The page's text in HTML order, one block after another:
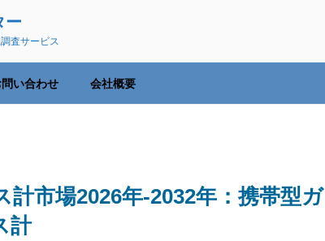
ー
査サービス
問い合わせ 会社概要
市場2026年-2032年：携帯型ガ
計